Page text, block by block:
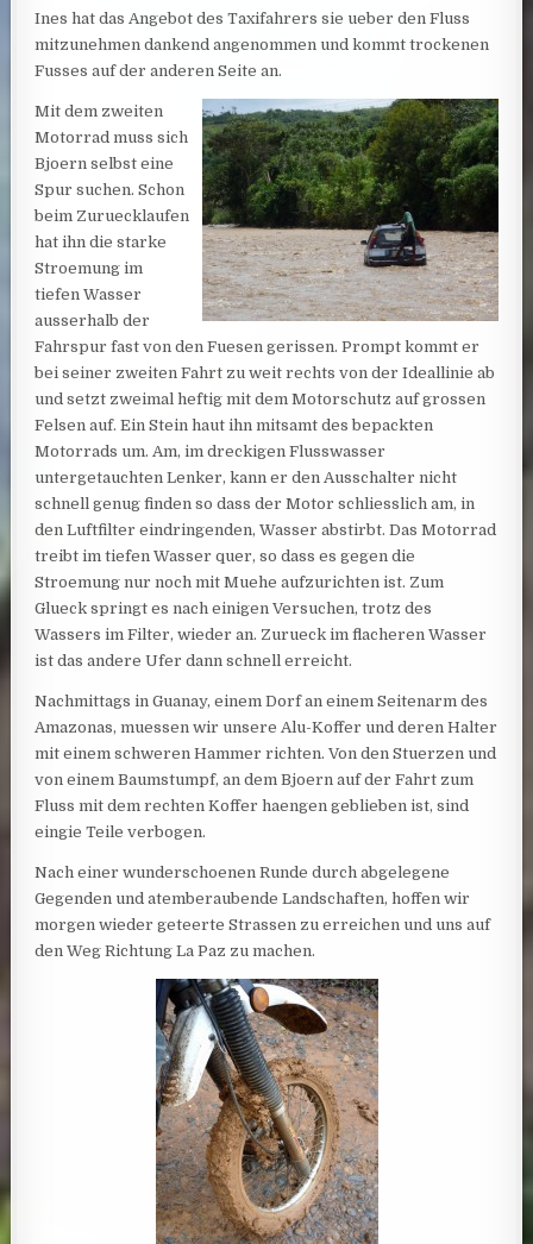
Ines hat das Angebot des Taxifahrers sie ueber den Fluss
mitzunehmen dankend angenommen und kommt trockenen
Fusses auf der anderen Seite an.
Mit dem zweiten
Motorrad muss sich
Bjoern selbst eine
Spur suchen. Schon
beim Zuruecklaufen
hat ihn die starke
Stroemung im
tiefen Wasser
ausserhalb der
Fahrspur fast von den Fuesen gerissen. Prompt kommt er
bei seiner zweiten Fahrt zu weit rechts von der Ideallinie ab
und setzt zweimal heftig mit dem Motorschutz auf grossen
Felsen auf. Ein Stein haut ihn mitsamt des bepackten
Motorrads um. Am, im dreckigen Flusswasser
untergetauchten Lenker, kann er den Ausschalter nicht
schnell genug finden so dass der Motor schliesslich am, in
den Luftfilter eindringenden, Wasser abstirbt. Das Motorrad
treibt im tiefen Wasser quer, so dass es gegen die
Stroemung nur noch mit Muehe aufzurichten ist. Zum
Glueck springt es nach einigen Versuchen, trotz des
Wassers im Filter, wieder an. Zurueck im flacheren Wasser
ist das andere Ufer dann schnell erreicht.
Nachmittags in Guanay, einem Dorf an einem Seitenarm des
Amazonas, muessen wir unsere Alu-Koffer und deren Halter
mit einem schweren Hammer richten. Von den Stuerzen und
von einem Baumstumpf, an dem Bjoern auf der Fahrt zum
Fluss mit dem rechten Koffer haengen geblieben ist, sind
eingie Teile verbogen.
Nach einer wunderschoenen Runde durch abgelegene
Gegenden und atemberaubende Landschaften, hoffen wir
morgen wieder geteerte Strassen zu erreichen und uns auf
den Weg Richtung La Paz zu machen.